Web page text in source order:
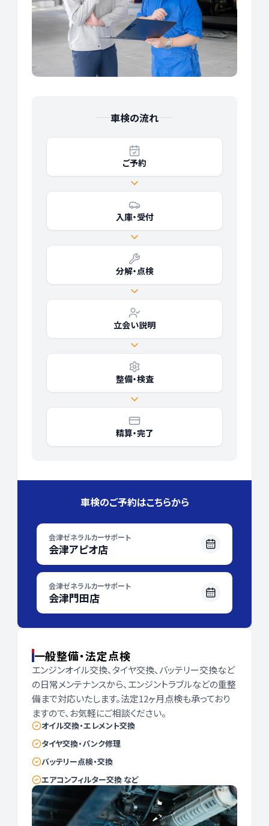
車検の流れ
ご予約
入庫・受付
分解・点検
立会い説明
整備・検査
精算・完了
車検のご予約はこちらから
会津ゼネラルカーサポート
会津アピオ店
会津ゼネラルカーサポート
会津門田店
一般整備・法定点検
エンジンオイル交換、タイヤ交換、バッテリー交換など
の日常メンテナンスから、エンジントラブルなどの重整
備まで対応いたします。法定12ヶ月点検も承っており
ますので、お気軽にご相談ください。
オイル交換・エレメント交換
タイヤ交換・パンク修理
バッテリー点検・交換
エアコンフィルター交換 など